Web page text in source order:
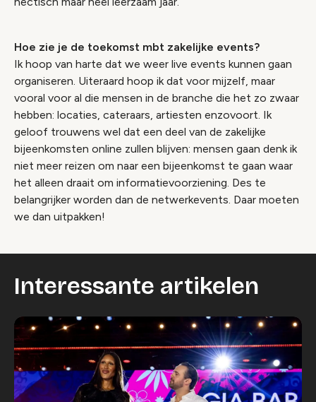
Hoe zie je de toekomst mbt zakelijke events?
Ik hoop van harte dat we weer live events kunnen gaan
organiseren. Uiteraard hoop ik dat voor mijzelf, maar
vooral voor al die mensen in de branche die het zo zwaar
hebben: locaties, cateraars, artiesten enzovoort. Ik
geloof trouwens wel dat een deel van de zakelijke
bijeenkomsten online zullen blijven: mensen gaan denk ik
niet meer reizen om naar een bijeenkomst te gaan waar
het alleen draait om informatievoorziening. Des te
belangrijker worden dan de netwerkevents. Daar moeten
we dan uitpakken!
Interessante artikelen